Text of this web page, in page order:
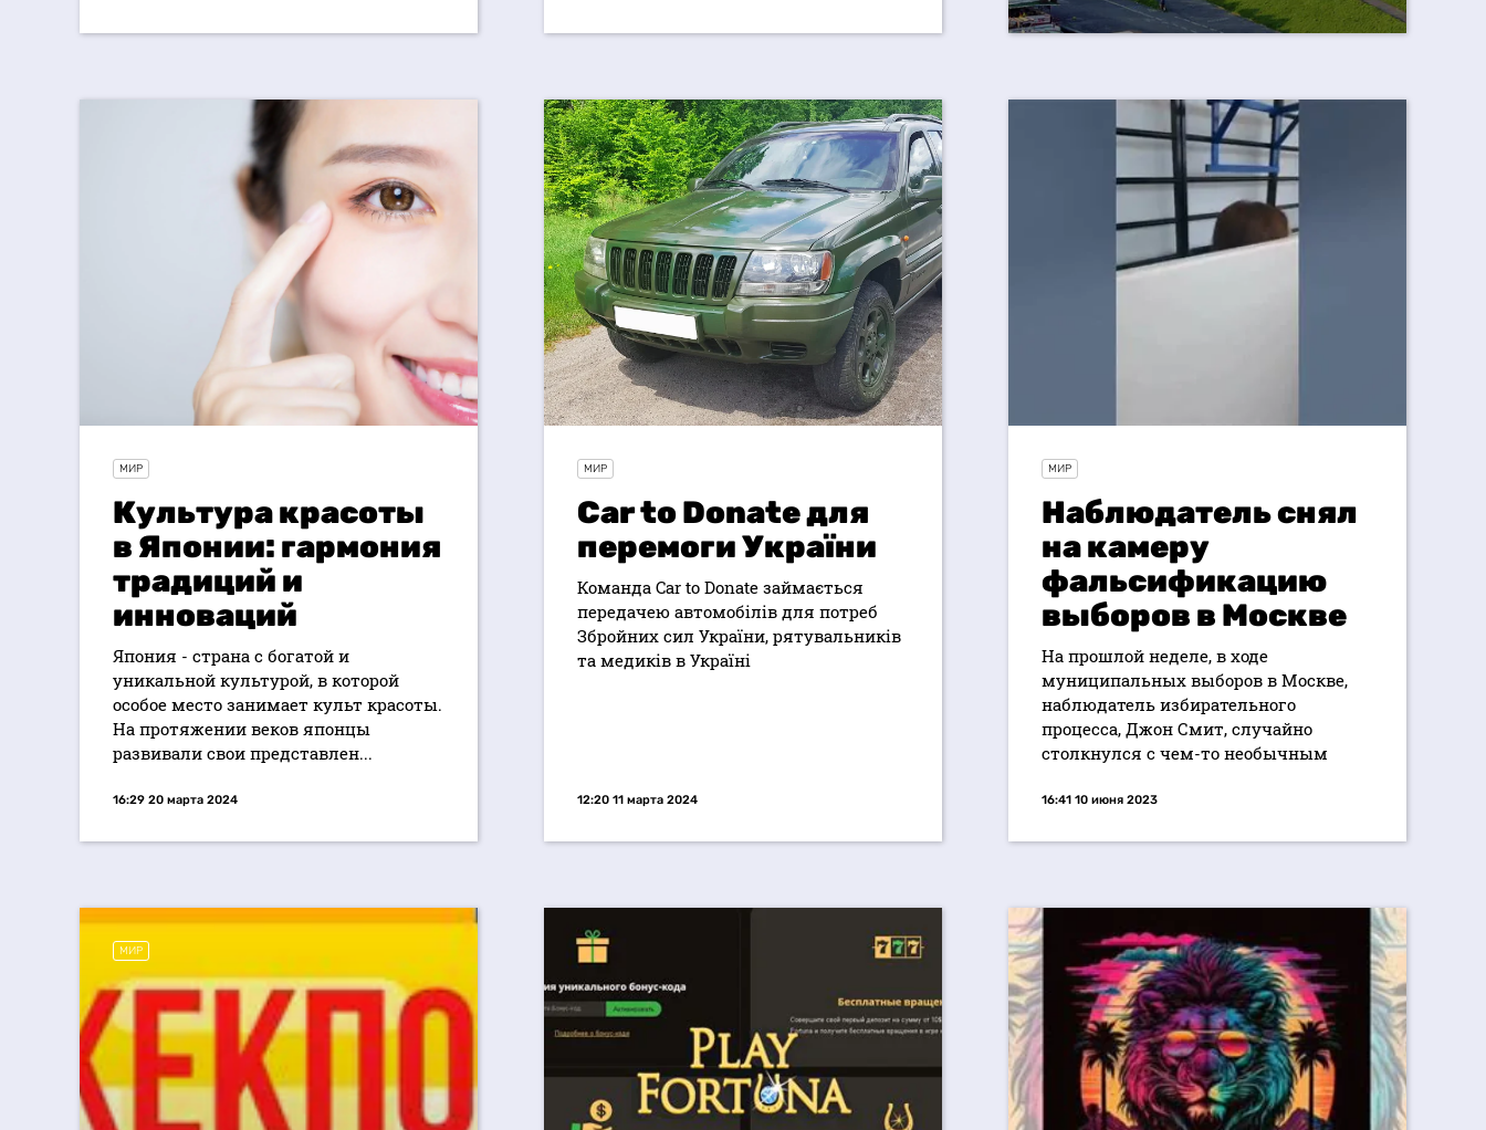
МИР
Культура красоты
в Японии: гармония
традиций и
инноваций
Япония - страна с богатой и
уникальной культурой, в которой
особое место занимает культ красоты.
На протяжении веков японцы
развивали свои представлен...
16:29 20 марта 2024
МИР
Car to Donate для
перемоги України
Команда Car to Donate займається
передачею автомобілів для потреб
Збройних сил України, рятувальників
та медиків в Україні
12:20 11 марта 2024
МИР
Наблюдатель снял
на камеру
фальсификацию
выборов в Москве
На прошлой неделе, в ходе
муниципальных выборов в Москве,
наблюдатель избирательного
процесса, Джон Смит, случайно
столкнулся с чем-то необычным
16:41 10 июня 2023
МИР